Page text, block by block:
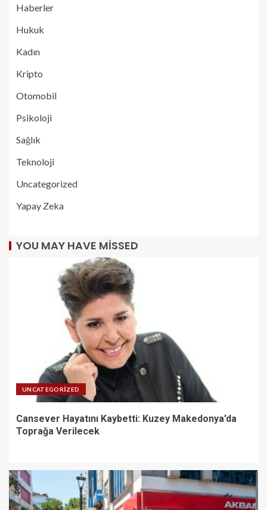
Haberler
Hukuk
Kadın
Kripto
Otomobil
Psikoloji
Sağlık
Teknoloji
Uncategorized
Yapay Zeka
YOU MAY HAVE MISSED
UNCATEGORIZED
Cansever Hayatını Kaybetti: Kuzey Makedonya’da
Toprağa Verilecek